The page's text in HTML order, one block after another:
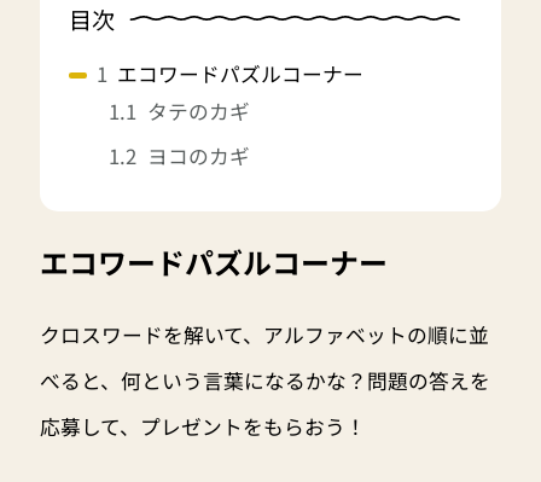
目次
エコワードパズルコーナー
タテのカギ
ヨコのカギ
エコワードパズルコーナー
クロスワードを解いて、アルファベットの順に並
べると、何という言葉になるかな？問題の答えを
応募して、プレゼントをもらおう！